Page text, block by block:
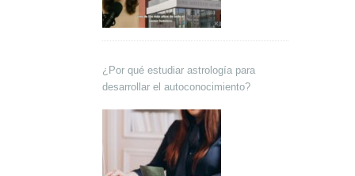
¿Por qué estudiar astrología para
desarrollar el autoconocimiento?